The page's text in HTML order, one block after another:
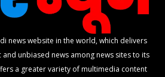
news website in the world, which delivers
unbiased news among news sites to its
a greater variety of multimedia content